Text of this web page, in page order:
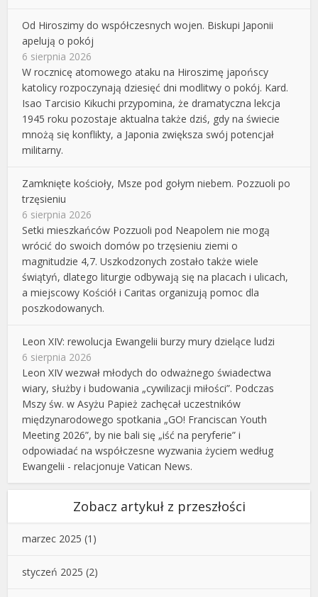
Od Hiroszimy do współczesnych wojen. Biskupi Japonii
apelują o pokój
6 sierpnia 2026
W rocznicę atomowego ataku na Hiroszimę japońscy
katolicy rozpoczynają dziesięć dni modlitwy o pokój. Kard.
Isao Tarcisio Kikuchi przypomina, że dramatyczna lekcja
1945 roku pozostaje aktualna także dziś, gdy na świecie
mnożą się konflikty, a Japonia zwiększa swój potencjał
militarny.
Zamknięte kościoły, Msze pod gołym niebem. Pozzuoli po
trzęsieniu
6 sierpnia 2026
Setki mieszkańców Pozzuoli pod Neapolem nie mogą
wrócić do swoich domów po trzęsieniu ziemi o
magnitudzie 4,7. Uszkodzonych zostało także wiele
świątyń, dlatego liturgie odbywają się na placach i ulicach,
a miejscowy Kościół i Caritas organizują pomoc dla
poszkodowanych.
Leon XIV: rewolucja Ewangelii burzy mury dzielące ludzi
6 sierpnia 2026
Leon XIV wezwał młodych do odważnego świadectwa
wiary, służby i budowania „cywilizacji miłości”. Podczas
Mszy św. w Asyżu Papież zachęcał uczestników
międzynarodowego spotkania „GO! Franciscan Youth
Meeting 2026”, by nie bali się „iść na peryferie” i
odpowiadać na współczesne wyzwania życiem według
Ewangelii - relacjonuje Vatican News.
Zobacz artykuł z przeszłości
marzec 2025 (1)
styczeń 2025 (2)